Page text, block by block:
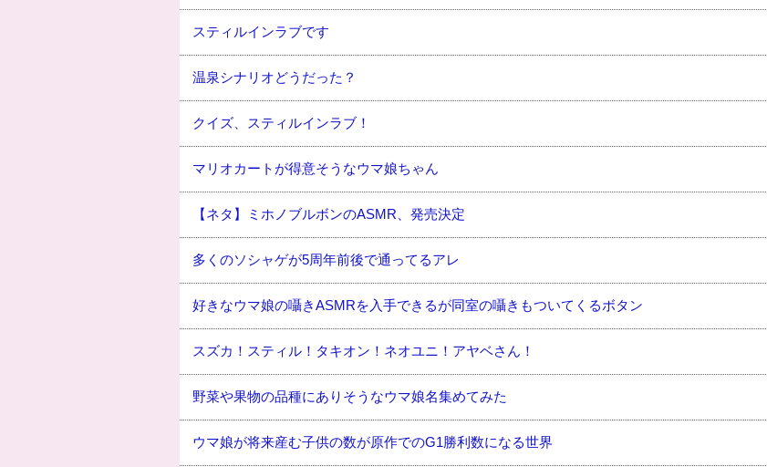
スティルインラブです
温泉シナリオどうだった？
クイズ、スティルインラブ！
マリオカートが得意そうなウマ娘ちゃん
【ネタ】ミホノブルボンのASMR、発売決定
多くのソシャゲが5周年前後で通ってるアレ
好きなウマ娘の囁きASMRを入手できるが同室の囁きもついてくるボタン
スズカ！スティル！タキオン！ネオユニ！アヤベさん！
野菜や果物の品種にありそうなウマ娘名集めてみた
ウマ娘が将来産む子供の数が原作でのG1勝利数になる世界